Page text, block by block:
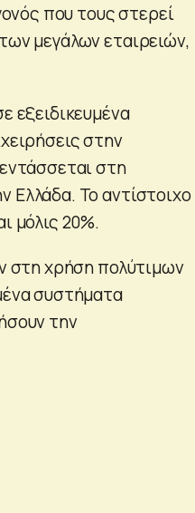
που τους στερεί
μεγάλων εταιρειών,
εξειδικευμένα
στην
στη
Ελλάδα. Το αντίστοιχο
μόλις 20%.
στη χρήση πολύτιμων
συστήματα
την